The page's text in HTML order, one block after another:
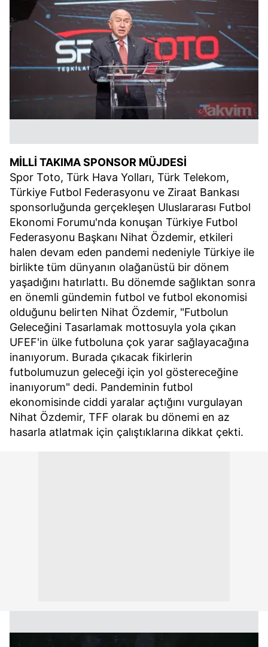
MİLLİ TAKIMA SPONSOR MÜJDESİ
Spor Toto, Türk Hava Yolları, Türk Telekom,
Türkiye Futbol Federasyonu ve Ziraat Bankası
sponsorluğunda gerçekleşen Uluslararası Futbol
Ekonomi Forumu'nda konuşan Türkiye Futbol
Federasyonu Başkanı Nihat Özdemir, etkileri
halen devam eden pandemi nedeniyle Türkiye ile
birlikte tüm dünyanın olağanüstü bir dönem
yaşadığını hatırlattı. Bu dönemde sağlıktan sonra
en önemli gündemin futbol ve futbol ekonomisi
olduğunu belirten Nihat Özdemir, "Futbolun
Geleceğini Tasarlamak mottosuyla yola çıkan
UFEF'in ülke futboluna çok yarar sağlayacağına
inanıyorum. Burada çıkacak fikirlerin
futbolumuzun geleceği için yol göstereceğine
inanıyorum" dedi. Pandeminin futbol
ekonomisinde ciddi yaralar açtığını vurgulayan
Nihat Özdemir, TFF olarak bu dönemi en az
hasarla atlatmak için çalıştıklarına dikkat çekti.